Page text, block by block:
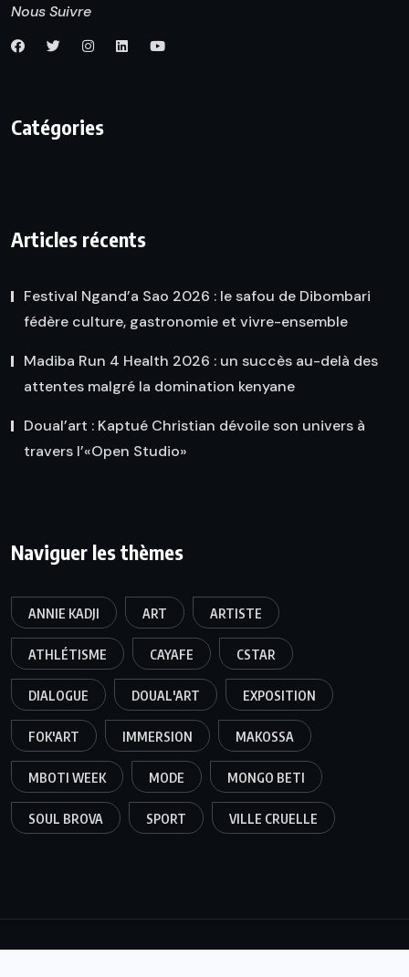
Nous Suivre
Catégories
Articles récents
Festival Ngand’a Sao 2026 : le safou de Dibombari
fédère culture, gastronomie et vivre-ensemble
Madiba Run 4 Health 2026 : un succès au-delà des
attentes malgré la domination kenyane
Doual’art : Kaptué Christian dévoile son univers à
travers l’«Open Studio»
Naviguer les thèmes
ANNIE KADJI ART ARTISTE
ATHLÉTISME CAYAFE CSTAR
DIALOGUE DOUAL'ART EXPOSITION
FOK'ART IMMERSION MAKOSSA
MBOTI WEEK MODE MONGO BETI
SOUL BROVA SPORT VILLE CRUELLE